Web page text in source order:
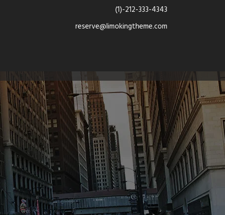
(1)-212-333-4343
reserve@limokingtheme.com